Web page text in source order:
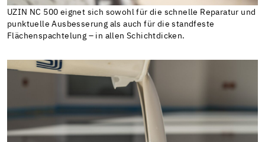
UZIN NC 500 eignet sich sowohl für die schnelle Reparatur und
punktuelle Ausbesserung als auch für die standfeste
Flächenspachtelung – in allen Schichtdicken.